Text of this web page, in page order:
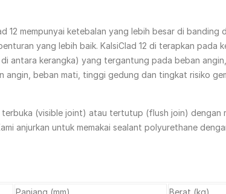
12 mempunyai ketebalan yang lebih besar di banding
yang lebih baik. KalsiClad 12 di terapkan pada
antara kerangka) yang tergantung pada beban
beban mati, tinggi gedung dan tingkat risiko
(visible joint) atau tertutup (flush join) dengan
anjurkan untuk memakai sealant polyurethane
Panjang (mm) Berat (kg)